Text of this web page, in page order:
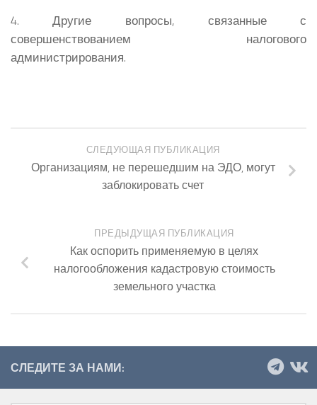
4. Другие вопросы, связанные с
совершенствованием налогового
администрирования.
СЛЕДУЮЩАЯ ПУБЛИКАЦИЯ
Организациям, не перешедшим на ЭДО, могут
заблокировать счет
ПРЕДЫДУЩАЯ ПУБЛИКАЦИЯ
Как оспорить применяемую в целях
налогообложения кадастровую стоимость
земельного участка
СЛЕДИТЕ ЗА НАМИ: